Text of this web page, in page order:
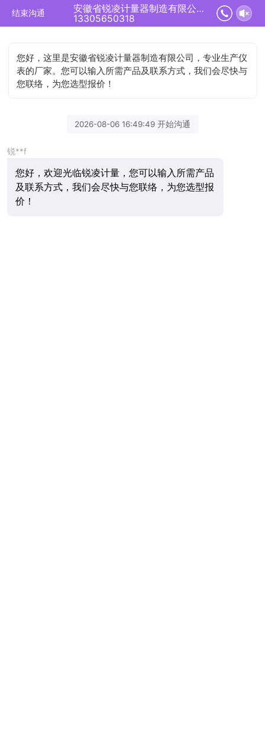
结束沟通
安徽省锐凌计量器制造有限公司正在为您服务
13305650318
您好，这里是安徽省锐凌计量器制造有限公司，专业生产仪
表的厂家。您可以输入所需产品及联系方式，我们会尽快与
您联络，为您选型报价！
2026-08-06 16:49:49 开始沟通
锐**f
您好，欢迎光临锐凌计量，您可以输入所需产品
及联系方式，我们会尽快与您联络，为您选型报
价！